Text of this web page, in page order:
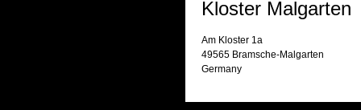
Kloster Malgarten
Am Kloster 1a
49565 Bramsche-Malgarten
Germany